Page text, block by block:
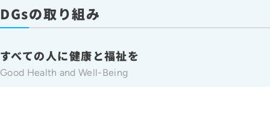
の取り組み
すべての人に健康と福祉を
Good Health and Well-Being